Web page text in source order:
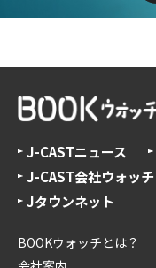
J-CASTニュース
J-CAST会社ウォッチ
Jタウンネット
BOOKウォッチとは？